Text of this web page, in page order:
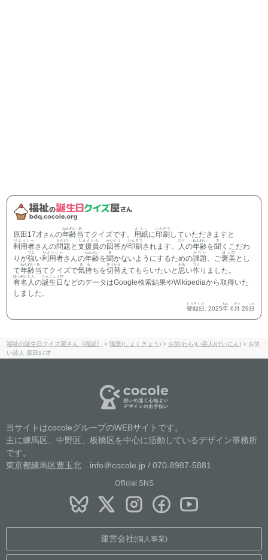
原田17才さんの年齢
ねんれい
当
あ
てクイズです。 用紙
ようし
に印刷
いんさつ
していただきますと
利用者
りようしゃ
さんの問題
もんだい
と支援員
しえんいん
の回答
かいとう
が印刷
いんさつ
されます。 人
ひと
の年齢
ねんれい
を聞
き
くこだわ
りが強
つよ
い利用者
りようしゃ
さんの年齢
ねんれい
を聞
き
かないようにするための課題
かだい
、ご褒美
ほうび
とし
て年齢
ねんれい
当
あ
てクイズで気持
きも
ちを切替
きりかえ
えてもらいたいと思
おも
い作
つく
りました。
有名人
ゆうめいじん
の誕生日
たんじょうび
などのデータはGoogle検索結果やWikipediaから取得いた
しました。
登録日
とうろくび
: 2025年
ねん
6 月
がつ
29日
にち
福祉の誕生日クイズ屋さん《福誕》 > 職業(しょくぎょう) > お笑(わら)い芸人(げいにん) > お笑
い芸人 原田17才
当サイトはcocoleグループのWEBサイトです。
主に練馬区、中野区、板橋区を中心に活動しているデザイン事務所
です。
東京都練馬区豊玉北 info＠cocole.jp / 070-8987-5881
Official SNS
運営会社(個人事業)